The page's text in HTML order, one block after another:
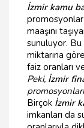
İzmir kamu
maaşını
sunuluyor.
miktarına
faiz oranları
Peki, İzmir
Birçok İzmir
imkanları da